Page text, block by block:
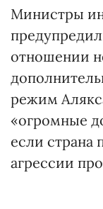
Министры
отношении
режим
«огромные
если страна
агрессии